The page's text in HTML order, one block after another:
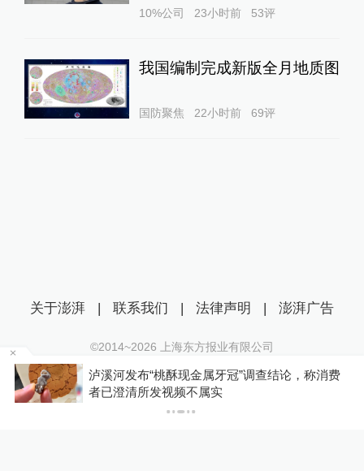
10%公司 23小时前 53评
我国编制完成新版全月地质图
国防聚焦 22小时前 69评
泸溪河发布“桃酥现金属牙冠”调查结论，称消费
者已澄清所发视频不属实
关于澎湃 | 联系我们 | 法律声明 | 澎湃广告
©2014~2026 上海东方报业有限公司
沪ICP证：沪B2-20170116 | 沪ICP备14003370号
互联网新闻信息服务许可证：31120170006
沪公网安备 31010602000299号